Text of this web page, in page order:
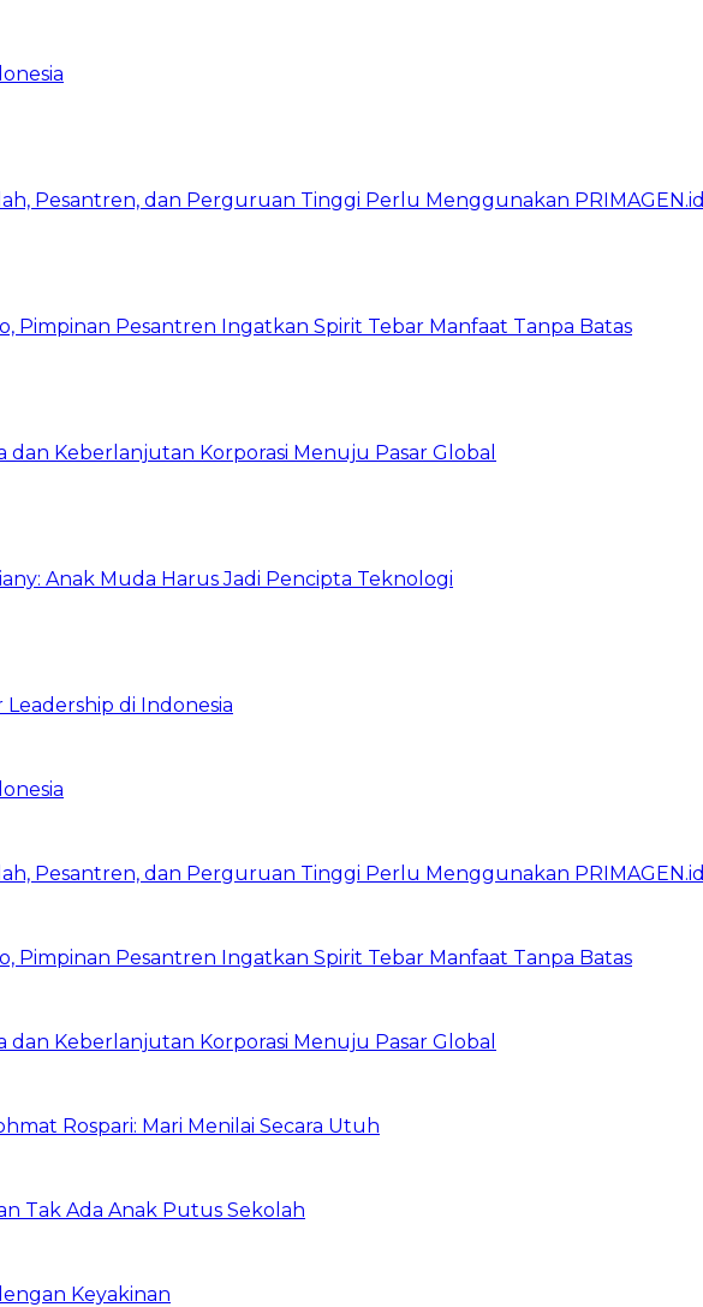
Pesantren, dan Perguruan Tinggi Perlu Menggunakan PRIMAGEN.id
Pimpinan Pesantren Ingatkan Spirit Tebar Manfaat Tanpa Batas
dan Keberlanjutan Korporasi Menuju Pasar Global
Anak Muda Harus Jadi Pencipta Teknologi
di Indonesia
Pesantren, dan Perguruan Tinggi Perlu Menggunakan PRIMAGEN.id
Pimpinan Pesantren Ingatkan Spirit Tebar Manfaat Tanpa Batas
dan Keberlanjutan Korporasi Menuju Pasar Global
Rospari: Mari Menilai Secara Utuh
Tak Ada Anak Putus Sekolah
Keyakinan